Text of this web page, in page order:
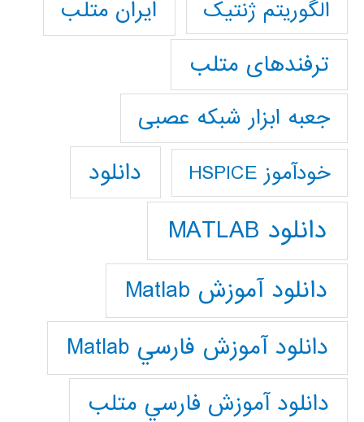
الگوریتم ژنتیک
ایران متلب
ترفندهای متلب
جعبه ابزار شبکه عصبی
خودآموز HSPICE دانلود
دانلود MATLAB
دانلود آموزش Matlab
دانلود آموزش فارسي Matlab
دانلود آموزش فارسي متلب